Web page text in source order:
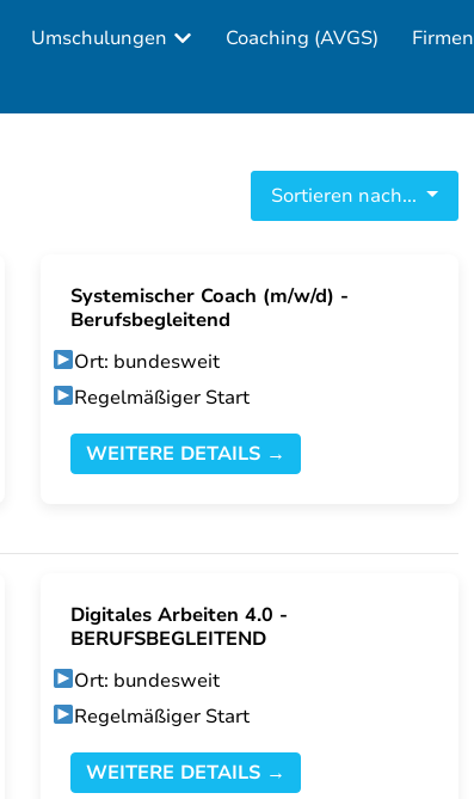
Umschulungen Coaching (AVGS)
Sortieren nach...
Systemischer Coach (m/w/d) -
Berufsbegleitend
Ort: bundesweit
Regelmäßiger Start
WEITERE DETAILS →
Digitales Arbeiten 4.0 -
BERUFSBEGLEITEND
Ort: bundesweit
Regelmäßiger Start
WEITERE DETAILS →